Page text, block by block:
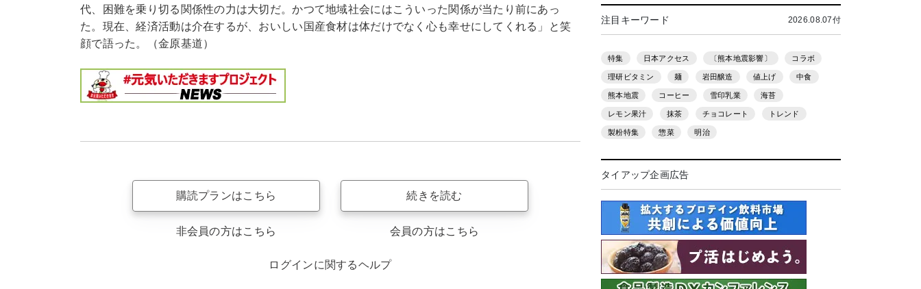
代、困難を乗り切る関係性の力は大切だ。かつて地域社会にはこういった関係が当たり前にあっ
た。現在、経済活動は介在するが、おいしい国産食材は体だけでなく心も幸せにしてくれる」と笑
顔で語った。（金原基道）
購読プランはこちら
非会員の方はこちら
続きを読む
会員の方はこちら
ログインに関するヘルプ
注目キーワード 2026.08.07付
特集 日本アクセス 〔熊本地震影響〕 コラボ
理研ビタミン 麺 岩田醸造 値上げ 中食
熊本地震 コーヒー 雪印乳業 海苔
レモン果汁 抹茶 チョコレート トレンド
製粉特集 惣菜 明治
タイアップ企画広告